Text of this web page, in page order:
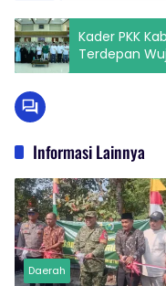
Kader PKK
Terdepan
Informasi Lainnya
Daerah